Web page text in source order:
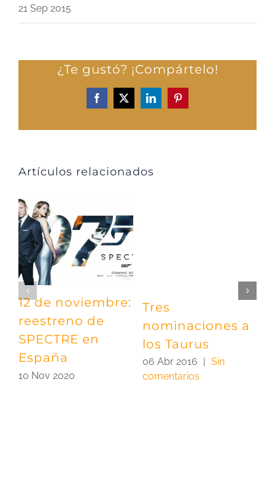
21 Sep 2015
¿Te gustó? ¡Compártelo!
Facebook
X LinkedInPinterest
Artículos relacionados
12 de noviembre:
reestreno de
SPECTRE en
España
10 Nov 2020
Tres
nominaciones a
los Taurus
06 Abr 2016
Sin
comentarios